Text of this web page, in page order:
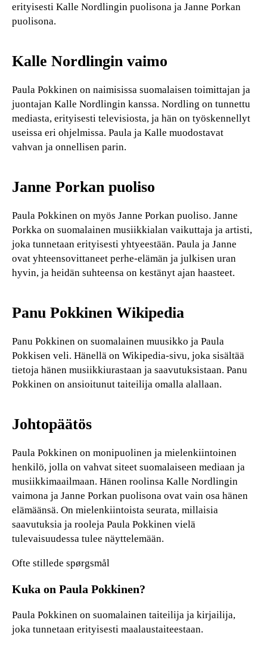
erityisesti Kalle Nordlingin puolisona ja Janne Porkan
puolisona.
Kalle Nordlingin vaimo
Paula Pokkinen on naimisissa suomalaisen toimittajan ja
juontajan Kalle Nordlingin kanssa. Nordling on tunnettu
mediasta, erityisesti televisiosta, ja hän on työskennellyt
useissa eri ohjelmissa. Paula ja Kalle muodostavat
vahvan ja onnellisen parin.
Janne Porkan puoliso
Paula Pokkinen on myös Janne Porkan puoliso. Janne
Porkka on suomalainen musiikkialan vaikuttaja ja artisti,
joka tunnetaan erityisesti yhtyeestään. Paula ja Janne
ovat yhteensovittaneet perhe-elämän ja julkisen uran
hyvin, ja heidän suhteensa on kestänyt ajan haasteet.
Panu Pokkinen Wikipedia
Panu Pokkinen on suomalainen muusikko ja Paula
Pokkisen veli. Hänellä on Wikipedia-sivu, joka sisältää
tietoja hänen musiikkiurastaan ja saavutuksistaan. Panu
Pokkinen on ansioitunut taiteilija omalla alallaan.
Johtopäätös
Paula Pokkinen on monipuolinen ja mielenkiintoinen
henkilö, jolla on vahvat siteet suomalaiseen mediaan ja
musiikkimaailmaan. Hänen roolinsa Kalle Nordlingin
vaimona ja Janne Porkan puolisona ovat vain osa hänen
elämäänsä. On mielenkiintoista seurata, millaisia
saavutuksia ja rooleja Paula Pokkinen vielä
tulevaisuudessa tulee näyttelemään.
Ofte stillede spørgsmål
Kuka on Paula Pokkinen?
Paula Pokkinen on suomalainen taiteilija ja kirjailija,
joka tunnetaan erityisesti maalaustaiteestaan.